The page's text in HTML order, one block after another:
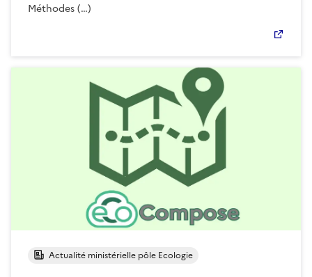
Méthodes (…)
Actualité ministérielle pôle Ecologie